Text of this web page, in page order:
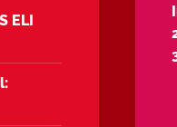
ELI